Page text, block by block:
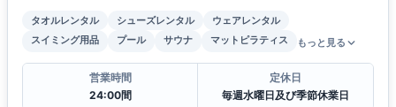
タオルレンタル シューズレンタル
ウェアレンタル
スイミング用品
プール サウナ マットピラティス もっと見る
営業時間
24:00間
定休日
毎週水曜日及び季節休業日